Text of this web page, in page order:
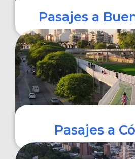
Pasajes a
COMPRAR
Pasajes a